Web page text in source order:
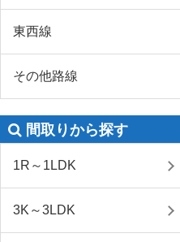
東西線
その他路線
間取りから探す
1R～1LDK
3K～3LDK